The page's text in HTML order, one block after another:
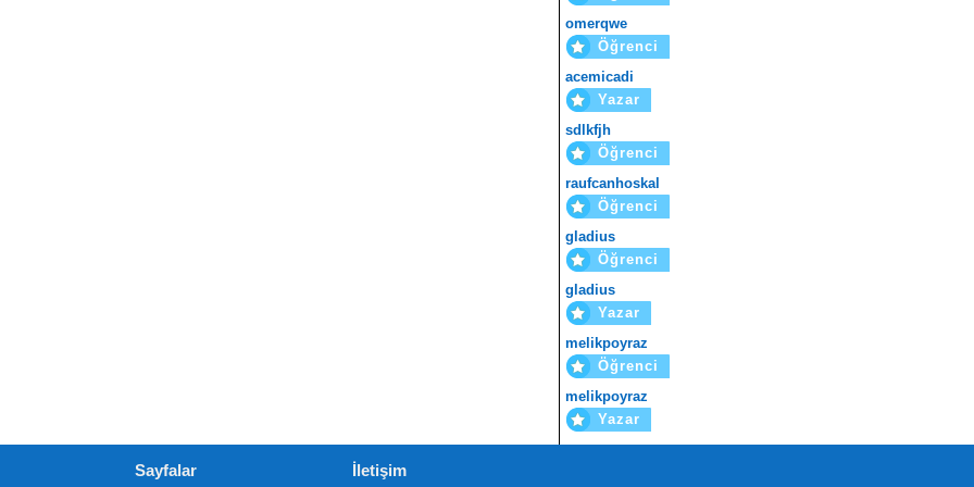
omerqwe
Öğrenci
acemicadi
Yazar
sdlkfjh
Öğrenci
raufcanhoskal
Öğrenci
gladius
Öğrenci
gladius
Yazar
melikpoyraz
Öğrenci
melikpoyraz
Yazar
Sayfalar İletişim